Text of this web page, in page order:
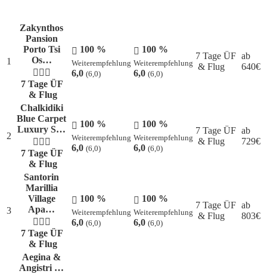
1
Zakynthos
Pansion
Porto Tsi
Os…
7 Tage ÜF
& Flug
100 %
Weiterempfehlung
6,0 (6,0)
100 %
Weiterempfehlung
6,0 (6,0)
7 Tage ÜF
& Flug
ab
640€
2
Chalkidiki
Blue Carpet
Luxury S…
7 Tage ÜF
& Flug
100 %
Weiterempfehlung
6,0 (6,0)
100 %
Weiterempfehlung
6,0 (6,0)
7 Tage ÜF
& Flug
ab
729€
3
Santorin
Marillia
Village
Apa…
7 Tage ÜF
& Flug
100 %
Weiterempfehlung
6,0 (6,0)
100 %
Weiterempfehlung
6,0 (6,0)
7 Tage ÜF
& Flug
ab
803€
Aegina &
Angistri …